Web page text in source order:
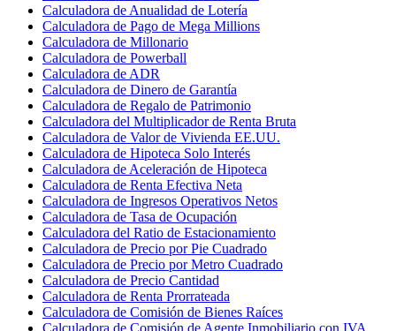
Calculadora de Anualidad de Lotería
Calculadora de Pago de Mega Millions
Calculadora de Millonario
Calculadora de Powerball
Calculadora de ADR
Calculadora de Dinero de Garantía
Calculadora de Regalo de Patrimonio
Calculadora del Multiplicador de Renta Bruta
Calculadora de Valor de Vivienda EE.UU.
Calculadora de Hipoteca Solo Interés
Calculadora de Aceleración de Hipoteca
Calculadora de Renta Efectiva Neta
Calculadora de Ingresos Operativos Netos
Calculadora de Tasa de Ocupación
Calculadora del Ratio de Estacionamiento
Calculadora de Precio por Pie Cuadrado
Calculadora de Precio por Metro Cuadrado
Calculadora de Precio Cantidad
Calculadora de Renta Prorrateada
Calculadora de Comisión de Bienes Raíces
Calculadora de Comisión de Agente Inmobiliario con IVA